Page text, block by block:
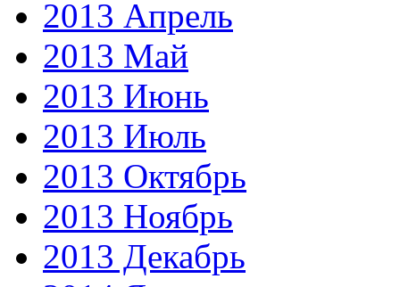
2013 Апрель
2013 Май
2013 Июнь
2013 Июль
2013 Октябрь
2013 Ноябрь
2013 Декабрь